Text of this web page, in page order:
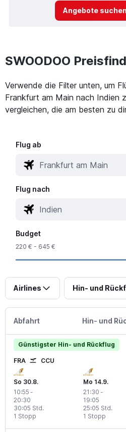
Angebote suchen
SWOODOO
Verwende die Filter unten, um
Frankfurt am Main nach Indien
vergleichen, die am besten zu
Flug ab
Flug nach
Budget
220 € - 645 €
Airlines Hin- und
Abfahrt Hin- und
Günstigster Hin- und Rückflug
FRA CCU
So 30.8.
10:55 -
20:30
1 Stopp
30:05 Std.
Mo 14.9.
21:30 -
19:05
1 Stopp
25:05 Std.